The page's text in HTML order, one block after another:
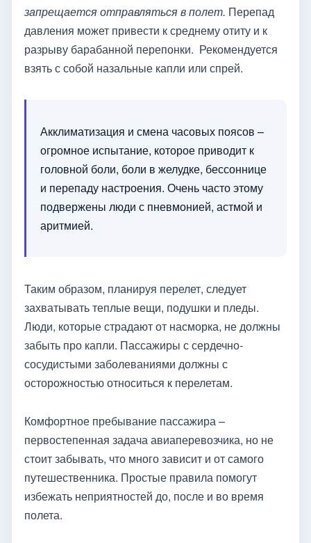
запрещается отправляться в полет. Перепад
давления может привести к среднему отиту и к
разрыву барабанной перепонки. Рекомендуется
взять с собой назальные капли или спрей.
Акклиматизация и смена часовых поясов –
огромное испытание, которое приводит к
головной боли, боли в желудке, бессоннице
и перепаду настроения. Очень часто этому
подвержены люди с пневмонией, астмой и
аритмией.
Таким образом, планируя перелет, следует
захватывать теплые вещи, подушки и пледы.
Люди, которые страдают от насморка, не должны
забыть про капли. Пассажиры с сердечно-
сосудистыми заболеваниями должны с
осторожностью относиться к перелетам.
Комфортное пребывание пассажира –
первостепенная задача авиаперевозчика, но не
стоит забывать, что много зависит и от самого
путешественника. Простые правила помогут
избежать неприятностей до, после и во время
полета.